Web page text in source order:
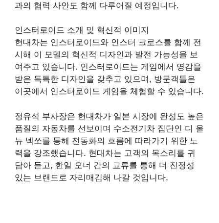
과의 협력 사안도 함께 다루어질 예정입니다.
인스터로이드 소개 및 혁신적 이미지
현대차는 인스터로이드와 인스터 크로스를 함께 전
시해 이 모델의 혁신적 디자인과 발전 가능성을 보
여주고 있습니다. 인스터로이드는 게임에서 영감을
받은 독특한 디자인을 갖추고 있으며, 방문객들은
이곳에서 인스터로이드 게임을 체험할 수 있습니다.
정유석 부사장은 현대차가 일본 시장에 완성도 높은
품질의 자동차를 선보이며 수소전기차 집단인 디 올
뉴 넥쏘를 통해 전동화의 흐름에 따라가기 위한 노
력을 강조했습니다. 현대차는 고객의 목소리를 귀
담아 듣고, 한일 오너 간의 교류를 통해 더 진정성
있는 브랜드로 자리매김해 나갈 것입니다.